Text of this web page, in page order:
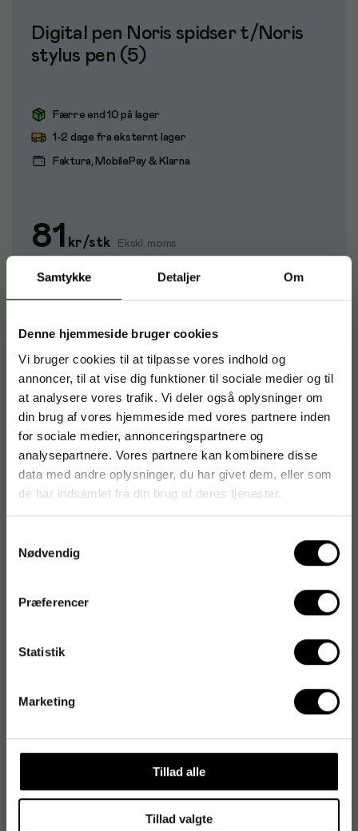
Samtykke Detaljer Om
Denne hjemmeside bruger cookies
Vi bruger cookies til at tilpasse vores indhold og
annoncer, til at vise dig funktioner til sociale medier og til
at analysere vores trafik. Vi deler også oplysninger om
din brug af vores hjemmeside med vores partnere inden
for sociale medier, annonceringspartnere og
analysepartnere. Vores partnere kan kombinere disse
data med andre oplysninger, du har givet dem, eller som
de har indsamlet fra din brug af deres tjenester.
Nødvendig
Præferencer
Statistik
Marketing
Tillad alle
Tillad valgte
Digital pen Noris spidser t/Noris
stylus pen (5)
Færre end 10 på lager
1-2 dage fra eksternt lager
Faktura, MobilePay & Klarna
81 kr/stk Ekskl. moms
Køb
Ekstra spidser, så du nemt kan udskifte brugte eller
ødelagte spidser på din Noris digital stylus pen. Inkl værktøj
for nem og hurtigt udskiftning. Indhold: 5 spidser og værktøj
Varenummer: STA18022SN